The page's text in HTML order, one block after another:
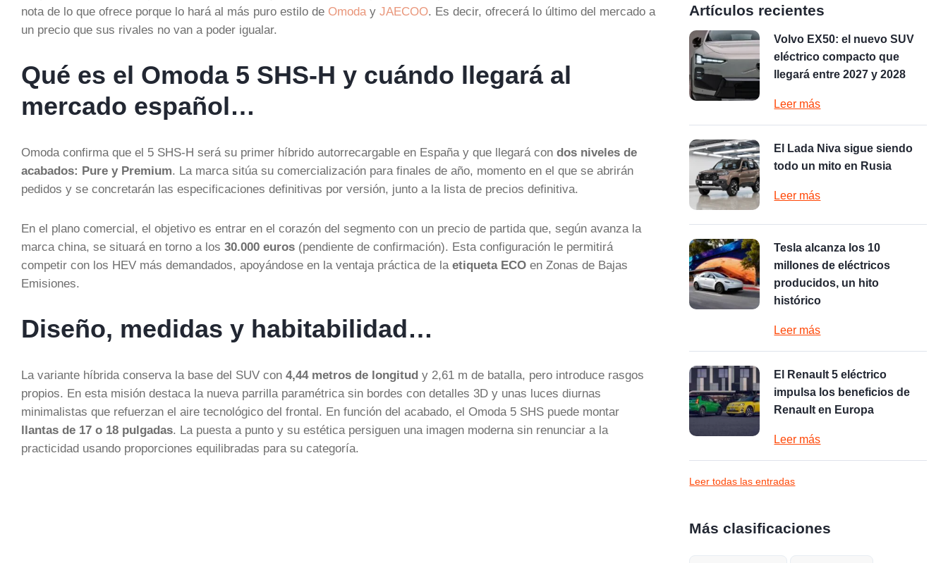
nota de lo que ofrece porque lo hará al más puro estilo de Omoda y JAECOO. Es decir, ofrecerá lo último del mercado a
un precio que sus rivales no van a poder igualar.
Qué es el Omoda 5 SHS-H y cuándo llegará al
mercado español…
Omoda confirma que el 5 SHS-H será su primer híbrido autorrecargable en España y que llegará con dos niveles de
acabados: Pure y Premium. La marca sitúa su comercialización para finales de año, momento en el que se abrirán
pedidos y se concretarán las especificaciones definitivas por versión, junto a la lista de precios definitiva.
En el plano comercial, el objetivo es entrar en el corazón del segmento con un precio de partida que, según avanza la
marca china, se situará en torno a los 30.000 euros (pendiente de confirmación). Esta configuración le permitirá
competir con los HEV más demandados, apoyándose en la ventaja práctica de la etiqueta ECO en Zonas de Bajas
Emisiones.
Diseño, medidas y habitabilidad…
La variante híbrida conserva la base del SUV con 4,44 metros de longitud y 2,61 m de batalla, pero introduce rasgos
propios. En esta misión destaca la nueva parrilla paramétrica sin bordes con detalles 3D y unas luces diurnas
minimalistas que refuerzan el aire tecnológico del frontal. En función del acabado, el Omoda 5 SHS puede montar
llantas de 17 o 18 pulgadas. La puesta a punto y su estética persiguen una imagen moderna sin renunciar a la
practicidad usando proporciones equilibradas para su categoría.
Artículos recientes
Volvo EX50: el nuevo SUV
eléctrico compacto que
llegará entre 2027 y 2028
Leer más
El Lada Niva sigue siendo
todo un mito en Rusia
Leer más
Tesla alcanza los 10
millones de eléctricos
producidos, un hito
histórico
Leer más
El Renault 5 eléctrico
impulsa los beneficios de
Renault en Europa
Leer más
Leer todas las entradas
Más clasificaciones